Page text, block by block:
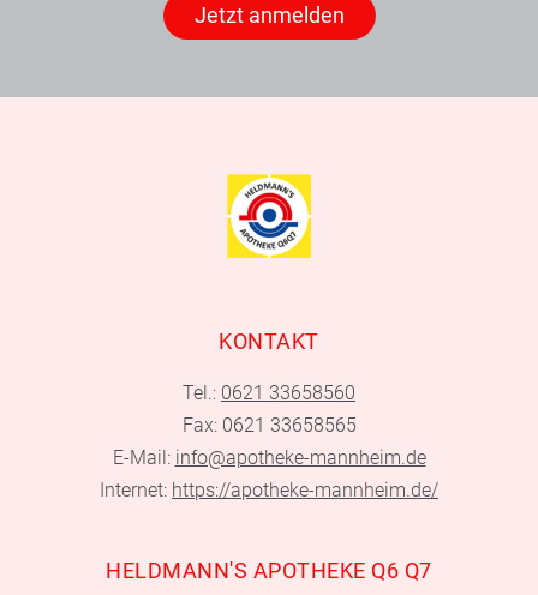
Jetzt anmelden
KONTAKT
Tel.: 0621 33658560
Fax: 0621 33658565
E-Mail: info@apotheke-mannheim.de
Internet: https://apotheke-mannheim.de/
HELDMANN'S APOTHEKE Q6 Q7